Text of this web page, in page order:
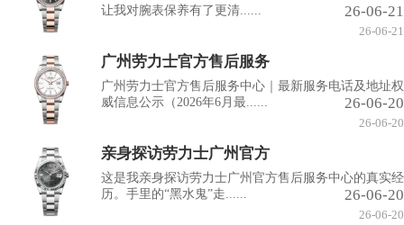
让我对腕表保养有了更清......
26-06-21
26-06-21
广州劳力士官方售后服务
广州劳力士官方售后服务中心｜最新服务电话及地址权
威信息公示（2026年6月最......
26-06-20
26-06-20
亲身探访劳力士广州官方
这是我亲身探访劳力士广州官方售后服务中心的真实经
历。手里的“黑水鬼”走......
26-06-20
26-06-20